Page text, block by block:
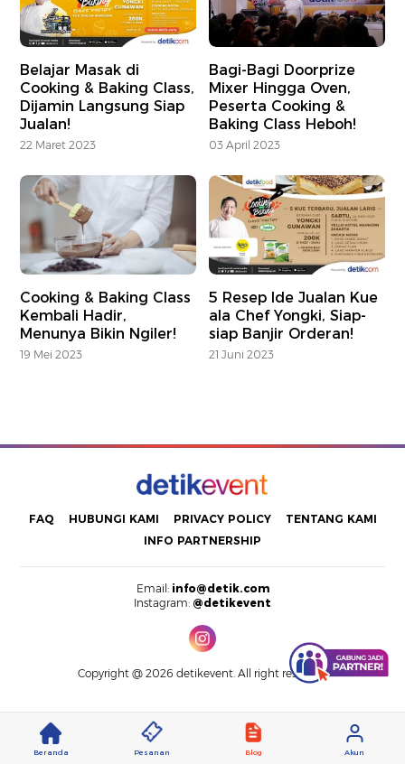
Beranda Pesanan Blog Akun
Belajar Masak di
Cooking & Baking Class,
Dijamin Langsung Siap
Jualan!
22 Maret 2023
Bagi-Bagi Doorprize
Mixer Hingga Oven,
Peserta Cooking &
Baking Class Heboh!
03 April 2023
Cooking & Baking Class
Kembali Hadir,
Menunya Bikin Ngiler!
19 Mei 2023
5 Resep Ide Jualan Kue
ala Chef Yongki, Siap-
siap Banjir Orderan!
21 Juni 2023
FAQ HUBUNGI KAMI PRIVACY POLICY
TENTANG KAMI
INFO PARTNERSHIP
Email: info@detik.com
Instagram: @detikevent
Copyright @ 2026 detikevent. All right reserved.